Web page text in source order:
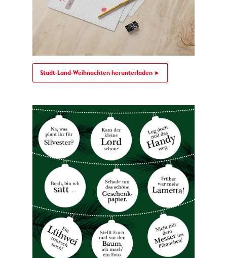
Stadt-Land-Weihnachten herunterladen ►